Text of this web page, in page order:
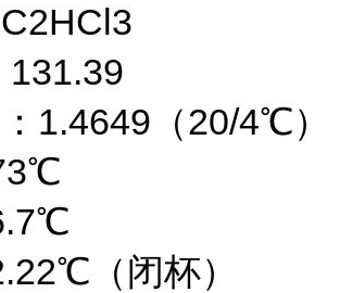
：C2HCl3
131.39
1.4649（20/4℃）
：86.7℃
（闭杯）